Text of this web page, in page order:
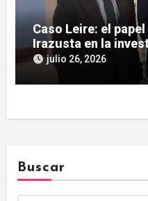
Caso Leire: el
Irazusta en la
Tubos Reunidos
julio 26, 2026
Buscar